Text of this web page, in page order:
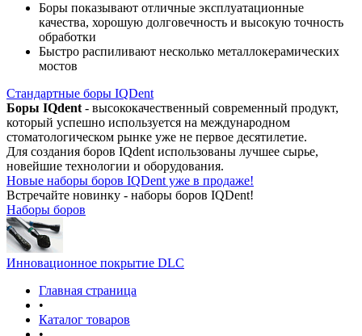
Боры показывают отличные эксплуатационные
качества, хорошую долговечность и высокую точность
обработки
Быстро распиливают несколько металлокерамических
мостов
Стандартные боры IQDent
Боры IQdent - высококачественный современный продукт,
который успешно используется на международном
стоматологическом рынке уже не первое десятилетие.
Для создания боров IQdent использованы лучшее сырье,
новейшие технологии и оборудования.
Новые наборы боров IQDent уже в продаже!
Встречайте новинку - наборы боров IQDent!
Наборы боров
Инновационное покрытие DLC
Главная страница
•
Каталог товаров